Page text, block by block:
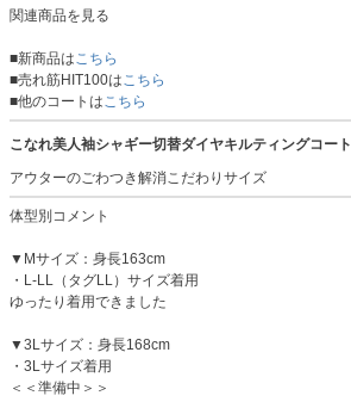
関連商品を見る
■新商品はこちら
■売れ筋HIT100はこちら
■他のコートはこちら
こなれ美人袖シャギー切替ダイヤキルティングコート
アウターのごわつき解消こだわりサイズ
体型別コメント
▼Mサイズ：身長163cm
・L-LL（タグLL）サイズ着用
ゆったり着用できました
▼3Lサイズ：身長168cm
・3Lサイズ着用
＜＜準備中＞＞